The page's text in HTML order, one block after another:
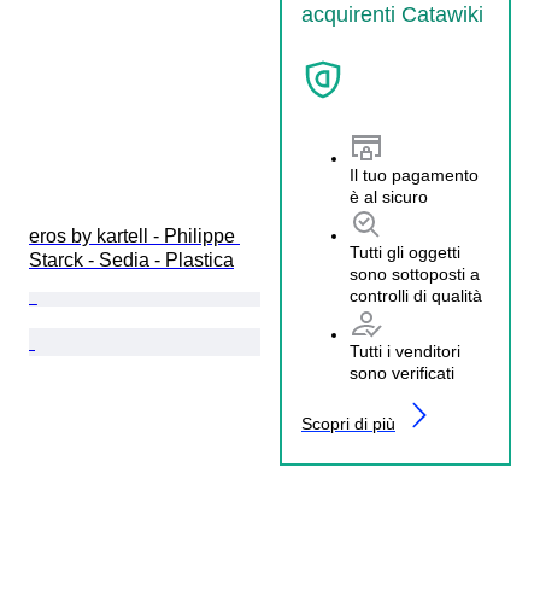
acquirenti Catawiki
Il tuo pagamento
è al sicuro
Tutti gli oggetti
sono sottoposti a
controlli di qualità
Tutti i venditori
sono verificati
Scopri di più
eros by kartell - Philippe
Starck - Sedia - Plastica